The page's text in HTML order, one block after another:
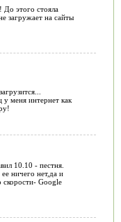
этого стояла
загружает на сайты
меня интернет как
10.10 - пестня.
ничего нет,да и
скорости- Google